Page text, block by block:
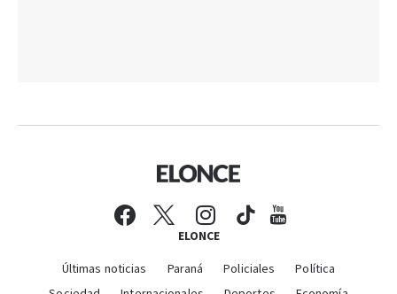
ELONCE
Últimas noticias Paraná Policiales
Política